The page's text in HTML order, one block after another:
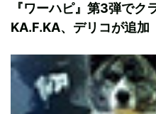
『ワーハピ』第3弾でク
KA.F.KA、デリコが追加